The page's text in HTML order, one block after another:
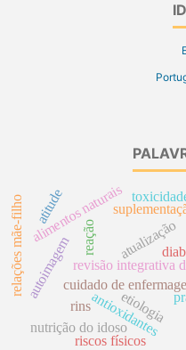
cuidado de
etiologia
revisão integrativa
atualização
antioxidantes
alimentos naturais
nutrição do idoso
relações mãe-filho
riscos físicos
autoimagem
rins
reação
atitude